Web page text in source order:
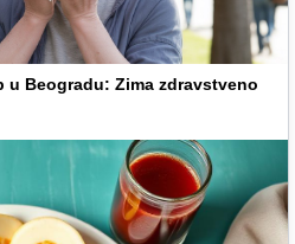
Beogradu: Zima zdravstveno